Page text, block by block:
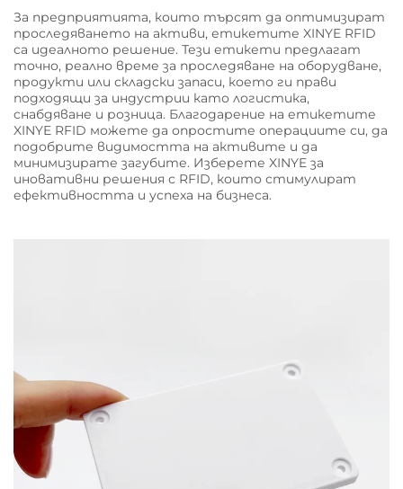
За предприятията, които търсят да оптимизират
проследяването на активи, етикетите XINYE RFID
са идеалното решение. Тези етикети предлагат
точно, реално време за проследяване на оборудване,
продукти или складски запаси, което ги прави
подходящи за индустрии като логистика,
снабдяване и розница. Благодарение на етикетите
XINYE RFID можете да опростите операциите си, да
подобрите видимостта на активите и да
минимизирате загубите. Изберете XINYE за
иновативни решения с RFID, които стимулират
ефективността и успеха на бизнеса.